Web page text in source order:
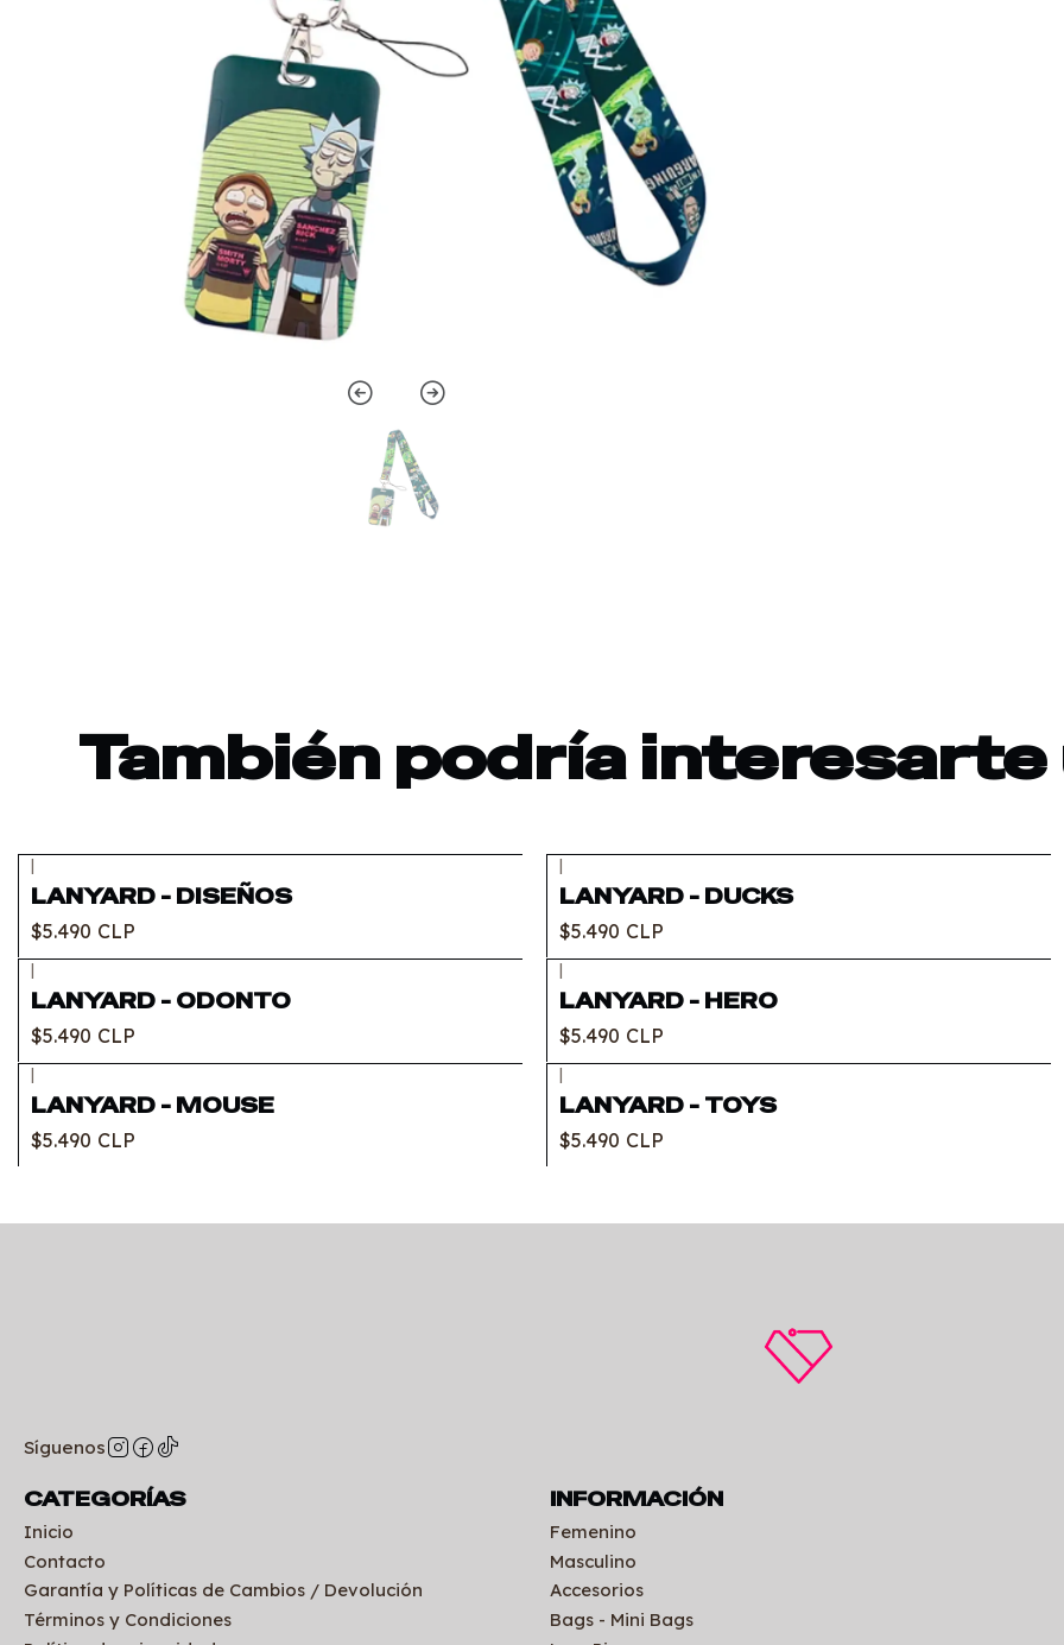
También podría interesarte
|
LANYARD - DISEÑOS
$5.490 CLP
|
LANYARD - DUCKS
$5.490 CLP
|
LANYARD - ODONTO
$5.490 CLP
|
LANYARD - HERO
$5.490 CLP
|
LANYARD - MOUSE
$5.490 CLP
|
LANYARD - TOYS
$5.490 CLP
Síguenos
CATEGORÍAS
Inicio
Contacto
Garantía y Políticas de Cambios / Devolución
Términos y Condiciones
INFORMACIÓN
Femenino
Masculino
Accesorios
Bags - Mini Bags